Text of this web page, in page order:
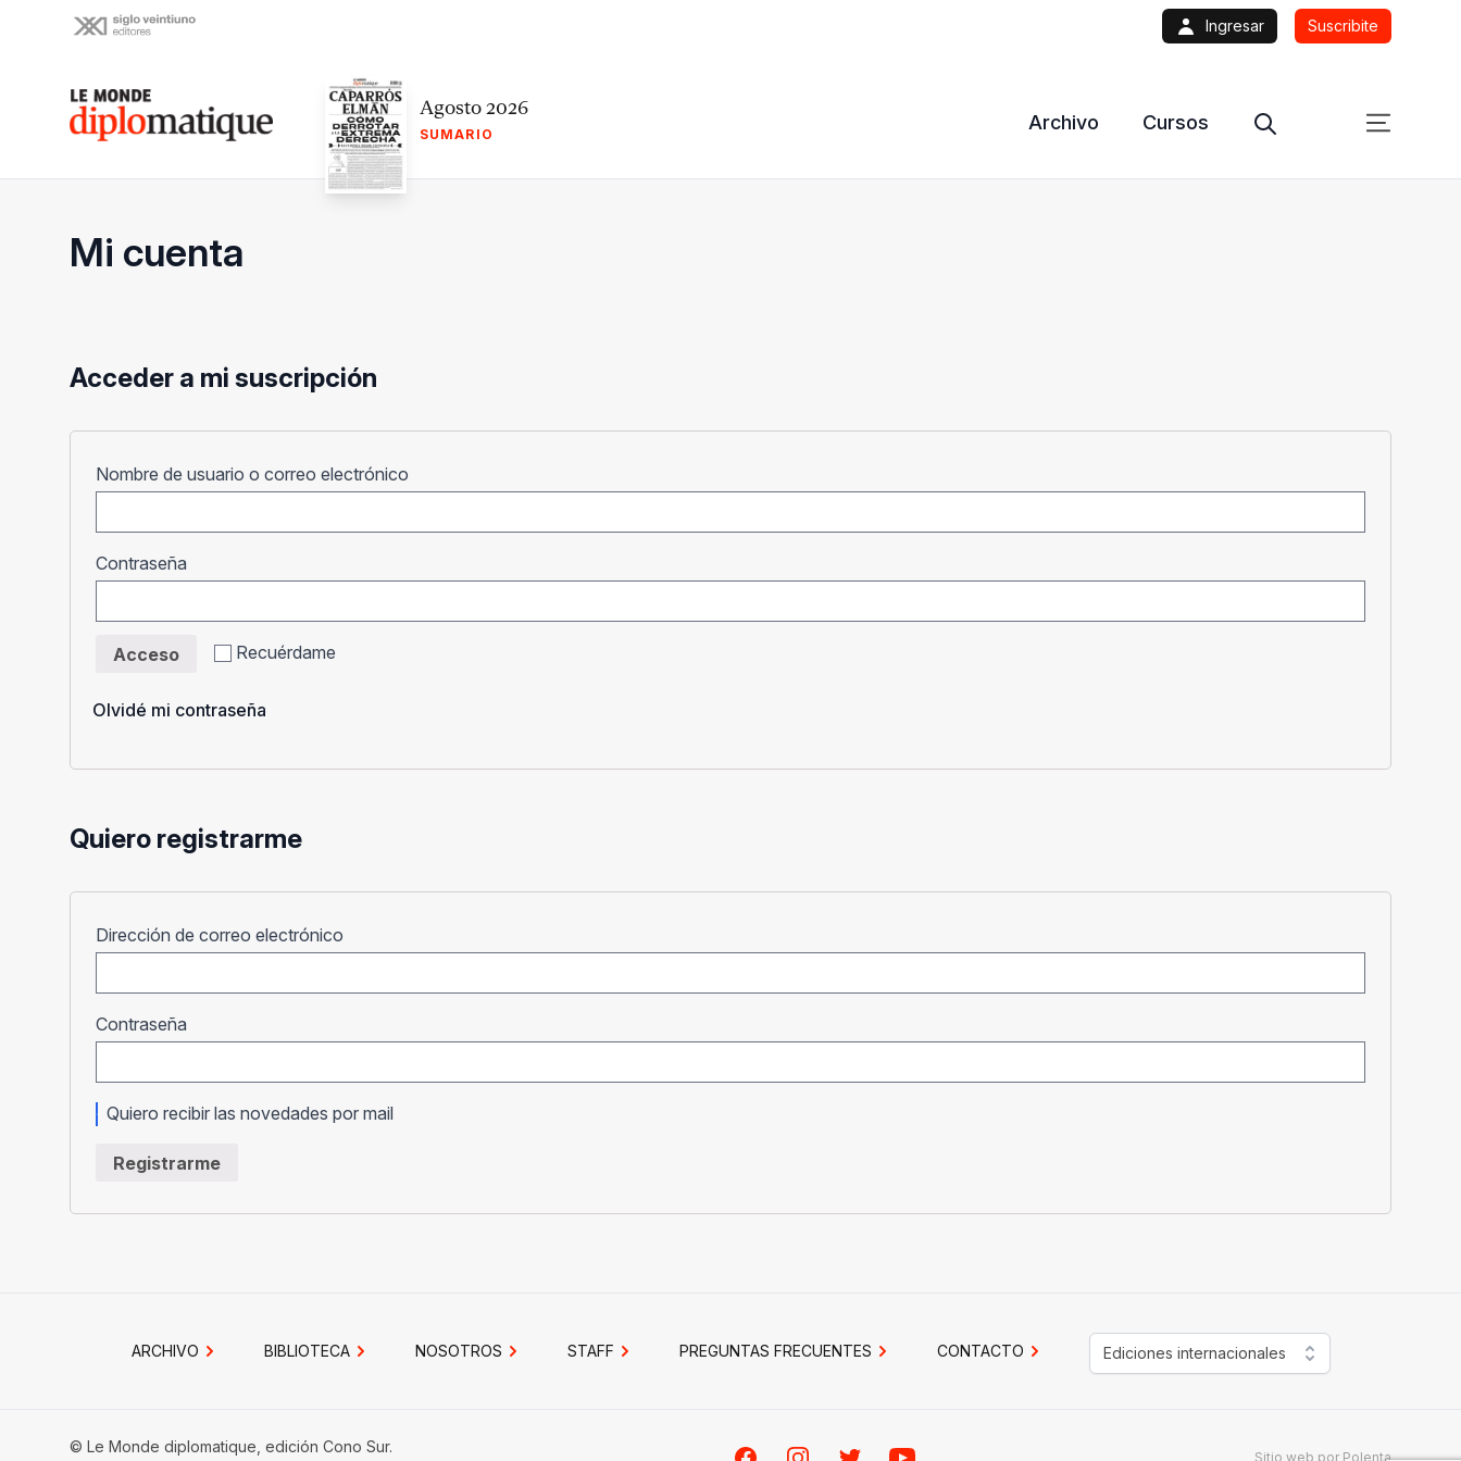
Ingresar Suscribite
Le monde diplomatique Agosto 2026
SUMARIO
Archivo Cursos
Mi cuenta
Acceder a mi suscripción
Nombre de usuario o correo electrónico
Contraseña
Recuérdame
Acceso
Olvidé mi contraseña
Quiero registrarme
Dirección de correo electrónico
Contraseña
Quiero recibir las novedades por mail
Registrarme
ARCHIVO BIBLIOTECA NOSOTROS STAFF PREGUNTAS FRECUENTES CONTACTO Ediciones internacionales
© Le Monde diplomatique, edición Cono Sur.
Sitio web por Polenta